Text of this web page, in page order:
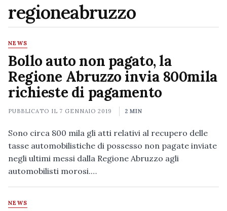
regioneabruzzo
NEWS
Bollo auto non pagato, la
Regione Abruzzo invia 800mila
richieste di pagamento
PUBBLICATO IL 7 GENNAIO 2019 2 MIN
Sono circa 800 mila gli atti relativi al recupero delle
tasse automobilistiche di possesso non pagate inviate
negli ultimi messi dalla Regione Abruzzo agli
automobilisti morosi.…
NEWS